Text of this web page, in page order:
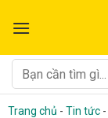
qua
dung
Tìm
kiếm:
Trang chủ - Tin tức -